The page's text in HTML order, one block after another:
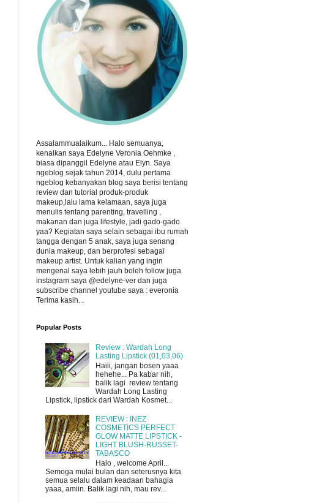
Assalammualaikum... Halo semuanya,
kenalkan saya Edelyne Veronia Oehmke ,
biasa dipanggil Edelyne atau Elyn. Saya
ngeblog sejak tahun 2014, dulu pertama
ngeblog kebanyakan blog saya berisi tentang
review dan tutorial produk-produk
makeup,lalu lama kelamaan, saya juga
menulis tentang parenting, travelling ,
makanan dan juga lifestyle, jadi gado-gado
yaa? Kegiatan saya selain sebagai ibu rumah
tangga dengan 5 anak, saya juga senang
dunia makeup, dan berprofesi sebagai
makeup artist. Untuk kalian yang ingin
mengenal saya lebih jauh boleh follow juga
instagram saya @edelyne-ver dan juga
subscribe channel youtube saya : everonia
Terima kasih...
Popular Posts
Review : Wardah Long
Lasting Lipstick (01,03,06)
Haiii, jangan bosen yaaa
hehehe... Pa kabar nih,
balik lagi review tentang
Wardah Long Lasting
Lipstick, lipstick dari Wardah Kosmet...
REVIEW : INEZ
COSMETICS PERFECT
GLOW MATTE LIPSTICK -
LIGHT BLUSH-RUSSET-
TABASCO
Halo , welcome April...
Semoga mulai bulan dan seterusnya kita
semua selalu dalam keadaan bahagia
yaaa, amiin. Balik lagi nih, mau rev...